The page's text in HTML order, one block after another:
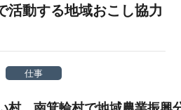
活動する地域おこし協力
仕事